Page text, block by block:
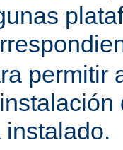
permitir
instalado.